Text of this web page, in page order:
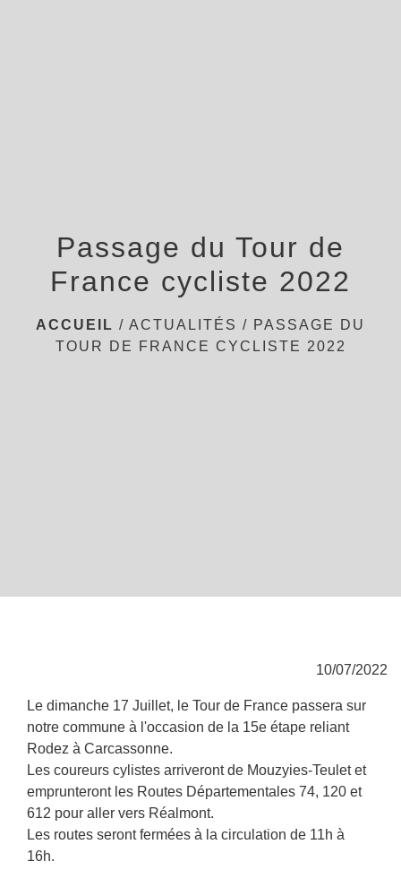
Passage du Tour de
France cycliste 2022
ACCUEIL / ACTUALITÉS / PASSAGE DU
TOUR DE FRANCE CYCLISTE 2022
10/07/2022
Le dimanche 17 Juillet, le Tour de France passera sur
notre commune à l'occasion de la 15e étape reliant
Rodez à Carcassonne.
Les coureurs cylistes arriveront de Mouzyies-Teulet et
emprunteront les Routes Départementales 74, 120 et
612 pour aller vers Réalmont.
Les routes seront fermées à la circulation de 11h à
16h.